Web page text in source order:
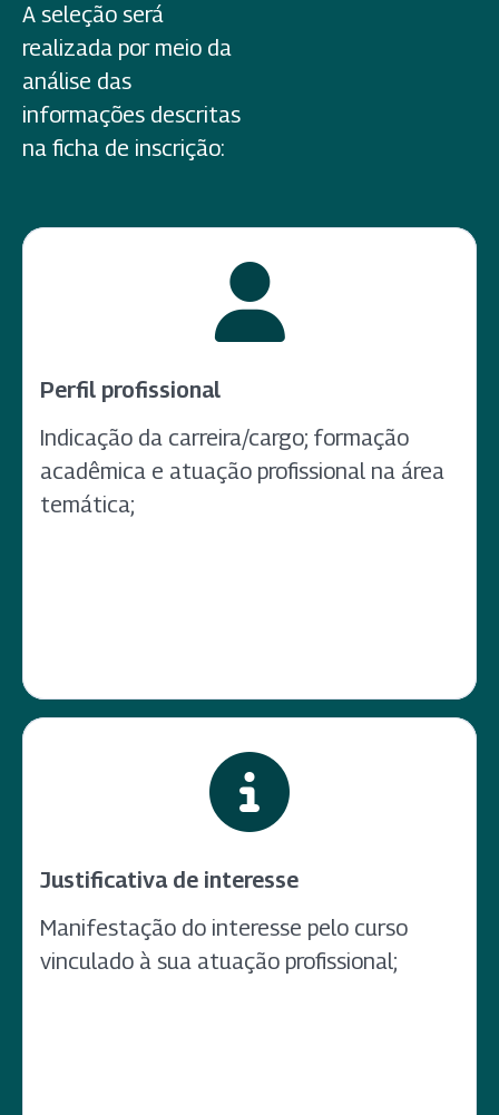
A seleção será
realizada por meio da
análise das
informações descritas
na ficha de inscrição:
Perfil profissional
Indicação da carreira/cargo; formação
acadêmica e atuação profissional na área
temática;
Justificativa de interesse
Manifestação do interesse pelo curso
vinculado à sua atuação profissional;